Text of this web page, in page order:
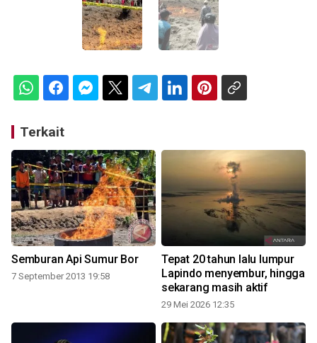
Terkait
Semburan Api Sumur Bor
7 September 2013 19:58
Tepat 20 tahun lalu lumpur
Lapindo menyembur, hingga
sekarang masih aktif
29 Mei 2026 12:35